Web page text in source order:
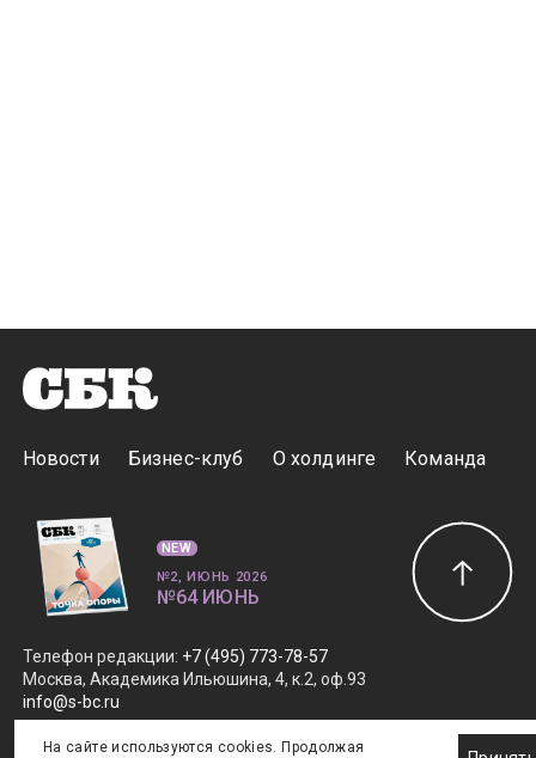
Новости Бизнес-клуб О холдинге Команда
Телефон редакции: +7 (495) 773-78-57
Москва, Академика Ильюшина, 4, к.2, оф.93
info@s-bc.ru
Новости спортивной и деловой индустрии «Спорт Бизнес
NEW
№2, ИЮНЬ 2026
№64 ИЮНЬ
На сайте используются cookies. Продолжая